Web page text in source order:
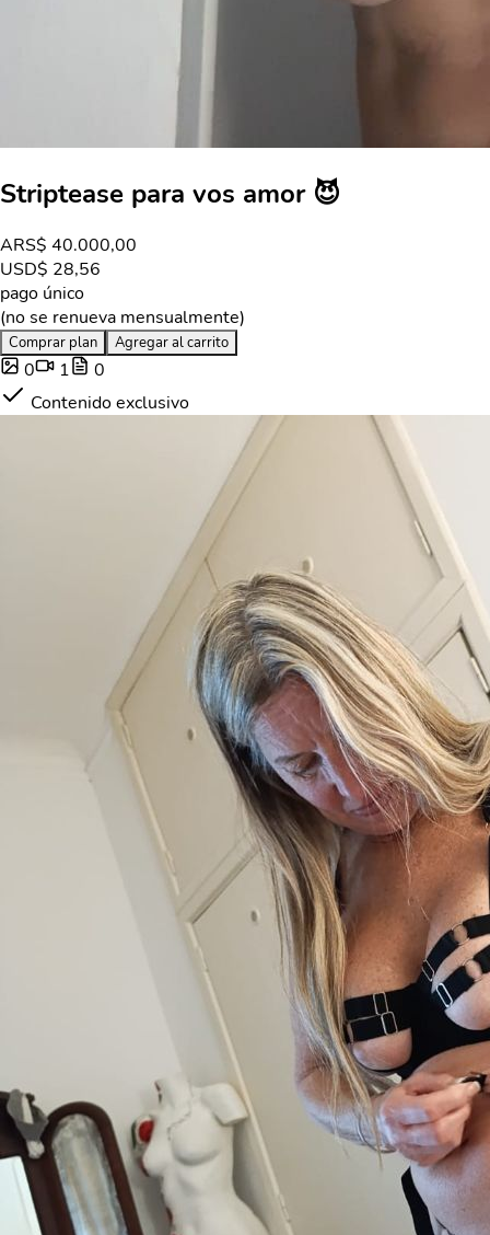
Striptease para vos amor 😈
ARS$ 40.000,00
USD$ 28,56
pago único
(no se renueva mensualmente)
Comprar plan Agregar al carrito
0 1
0
Contenido exclusivo